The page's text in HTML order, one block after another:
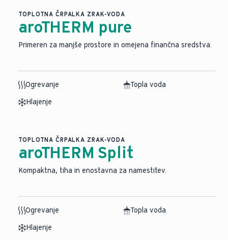
TOPLOTNA ČRPALKA ZRAK-VODA
aroTHERM pure
Primeren za manjše prostore in omejena finančna sredstva.
Ogrevanje
Topla voda
Hlajenje
TOPLOTNA ČRPALKA ZRAK-VODA
aroTHERM Split
⁠Kompaktna, tiha in enostavna za namestitev.
Ogrevanje
Topla voda
Hlajenje